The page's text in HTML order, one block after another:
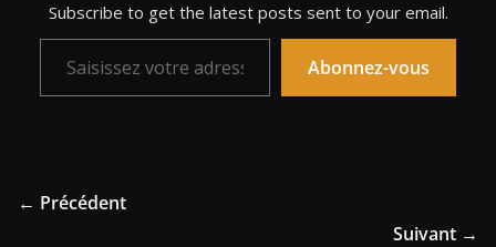
Subscribe to get the latest posts sent to your email.
Saisissez votre adresse e-mail…
Abonnez-vous
← Précédent
Suivant →